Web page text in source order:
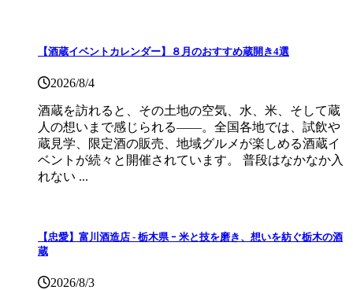
【酒蔵イベントカレンダー】８月のおすすめ蔵開き4選
2026/8/4
酒蔵を訪れると、その土地の空気、水、米、そして蔵
人の想いまで感じられる——。全国各地では、試飲や
蔵見学、限定酒の販売、地域グルメが楽しめる酒蔵イ
ベントが続々と開催されています。 普段はなかなか入
れない ...
【忠愛】富川酒造店 ‐ 栃木県 ｰ 米と技を磨き、想いを紡ぐ栃木の酒
蔵
2026/8/3